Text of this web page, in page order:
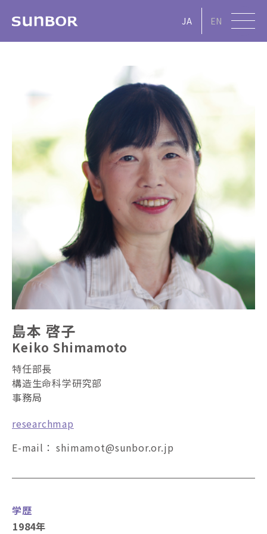
JA EN
島本 啓子
Keiko Shimamoto
特任部長
構造生命科学研究部
事務局
researchmap
E-mail：shimamot sunbor.or.jp
学歴
1984年